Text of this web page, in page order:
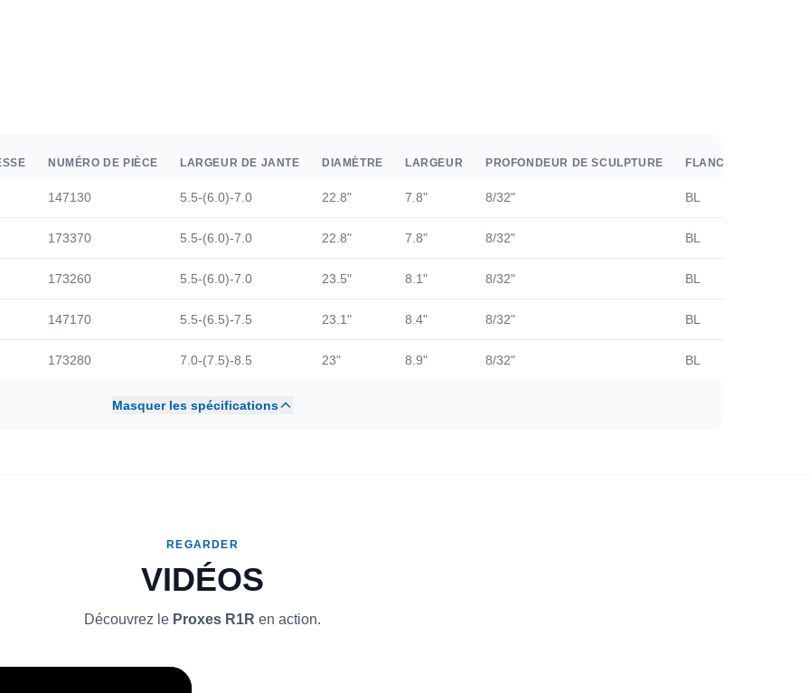
NUMÉRO DE PIÈCE LARGEUR DE JANTE DIAMÈTRE LARGEUR PROFONDEUR DE SCULPTURE FLANC
147130 5.5-(6.0)-7.0 22.8" 7.8" 8/32" BL
173370 5.5-(6.0)-7.0 22.8" 7.8" 8/32" BL
173260 5.5-(6.0)-7.0 23.5" 8.1" 8/32" BL
147170 5.5-(6.5)-7.5 23.1" 8.4" 8/32" BL
173280 7.0-(7.5)-8.5 23" 8.9" 8/32" BL
Masquer les spécifications
REGARDER
VIDÉOS
Découvrez le Proxes R1R en action.